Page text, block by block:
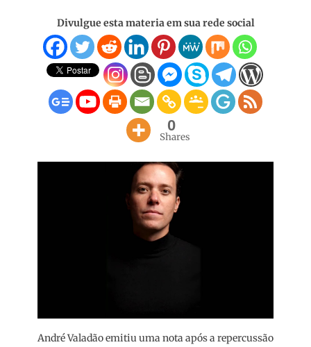
Divulgue esta materia em sua rede social
0
Shares
André Valadão emitiu uma nota após a repercussão